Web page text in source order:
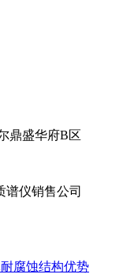
鼎盛华府B区
谱仪销售公司
腐蚀结构优势